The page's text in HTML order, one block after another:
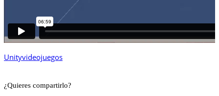
Unityvideojuegos
¿Quieres compartirlo?